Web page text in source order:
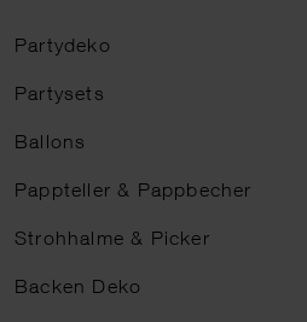
Partydeko
Partysets
Ballons
Pappteller & Pappbecher
Strohhalme & Picker
Backen Deko